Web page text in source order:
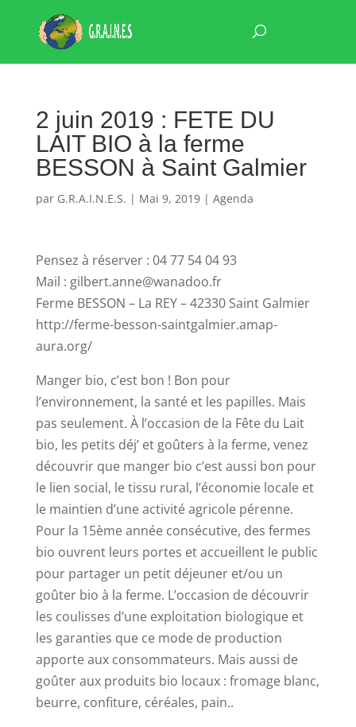
2 juin 2019 : FETE DU
LAIT BIO à la ferme
BESSON à Saint Galmier
par G.R.A.I.N.E.S. | Mai 9, 2019| Agenda
Pensez à réserver : 04 77 54 04 93
Mail : gilbert.anne@wanadoo.fr
Ferme BESSON – La REY – 42330 Saint Galmier
http://ferme-besson-saintgalmier.amap-
aura.org/
Manger bio, c’est bon ! Bon pour
l’environnement, la santé et les papilles. Mais
pas seulement. À l’occasion de la Fête du Lait
bio, les petits déj’ et goûters à la ferme, venez
découvrir que manger bio c’est aussi bon pour
le lien social, le tissu rural, l’économie locale et
le maintien d’une activité agricole pérenne.
Pour la 15ème année consécutive, des fermes
bio ouvrent leurs portes et accueillent le public
pour partager un petit déjeuner et/ou un
goûter bio à la ferme. L’occasion de découvrir
les coulisses d’une exploitation biologique et
les garanties que ce mode de production
apporte aux consommateurs. Mais aussi de
goûter aux produits bio locaux : fromage blanc,
beurre, confiture, céréales, pain..